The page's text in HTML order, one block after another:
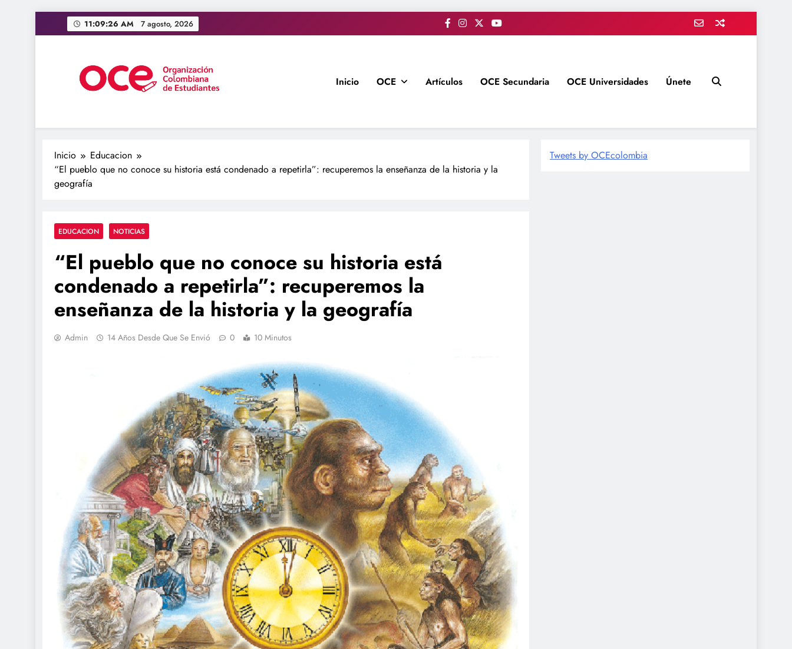
al
11:09:27 AM 7 agosto, 2026
OCE Colombia
Inicio OCE Artículos OCE Secundaria OCE Universidades Únete
Inicio
Educacion
“El pueblo que no conoce su historia está condenado a repetirla”: recuperemos la enseñanza de la historia y la
geografía
EDUCACION NOTICIAS
“El pueblo que no conoce su historia está
condenado a repetirla”: recuperemos la
enseñanza de la historia y la geografía
Admin 14 Años Desde Que Se Envió 0 10 Minutos
Tweets by OCEcolombia